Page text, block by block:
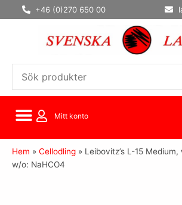
Hoppa
till
+46 (0)270 650 00
Mitt konto
Hem » Cellodling » Leibovitz’s L-15
w/o: NaHCO4